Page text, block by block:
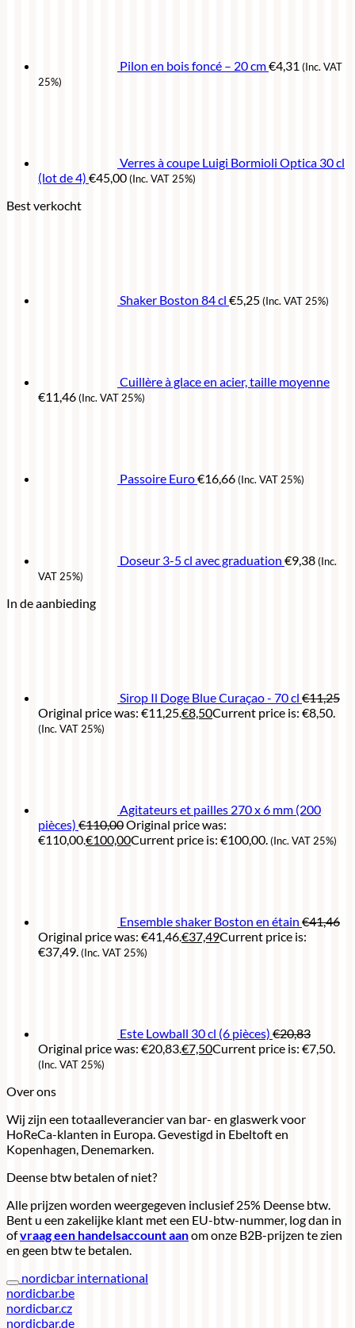
Pilon en bois foncé – 20 cm€4,31 (Inc. VAT
25%)
Verres à coupe Luigi Bormioli Optica 30 cl
(lot de 4) €45,00(Inc. VAT 25%)
Best verkocht
Shaker Boston 84 cl €5,25(Inc. VAT 25%)
Cuillère à glace en acier, taille moyenne
€11,46(Inc. VAT 25%)
Passoire Euro€16,66(Inc. VAT 25%)
Doseur 3-5 cl avec graduation €9,38(Inc.
VAT 25%)
In de aanbieding
Sirop Il Doge Blue Curaçao - 70 cl €11,25
Original price was: €11,25.€8,50Current price is: €8,50.
(Inc. VAT 25%)
Agitateurs et pailles 270 x 6 mm (200
pièces) €110,00Original price was:
€110,00.€100,00Current price is: €100,00.(Inc. VAT 25%)
Ensemble shaker Boston en étain €41,46
Original price was: €41,46.€37,49Current price is:
€37,49.(Inc. VAT 25%)
Este Lowball 30 cl (6 pièces) €20,83
Original price was: €20,83.€7,50Current price is: €7,50.
(Inc. VAT 25%)
Over ons
Wij zijn een totaalleverancier van bar- en glaswerk voor
HoReCa-klanten in Europa. Gevestigd in Ebeltoft en
Kopenhagen, Denemarken.
Deense btw betalen of niet?
Alle prijzen worden weergegeven inclusief 25% Deense btw.
Bent u een zakelijke klant met een EU-btw-nummer, log dan in
ofvraag een handelsaccount aanom onze B2B-prijzen te zien
en geen btw te betalen.
nordicbar international
nordicbar.be
nordicbar.cz
nordicbar.de